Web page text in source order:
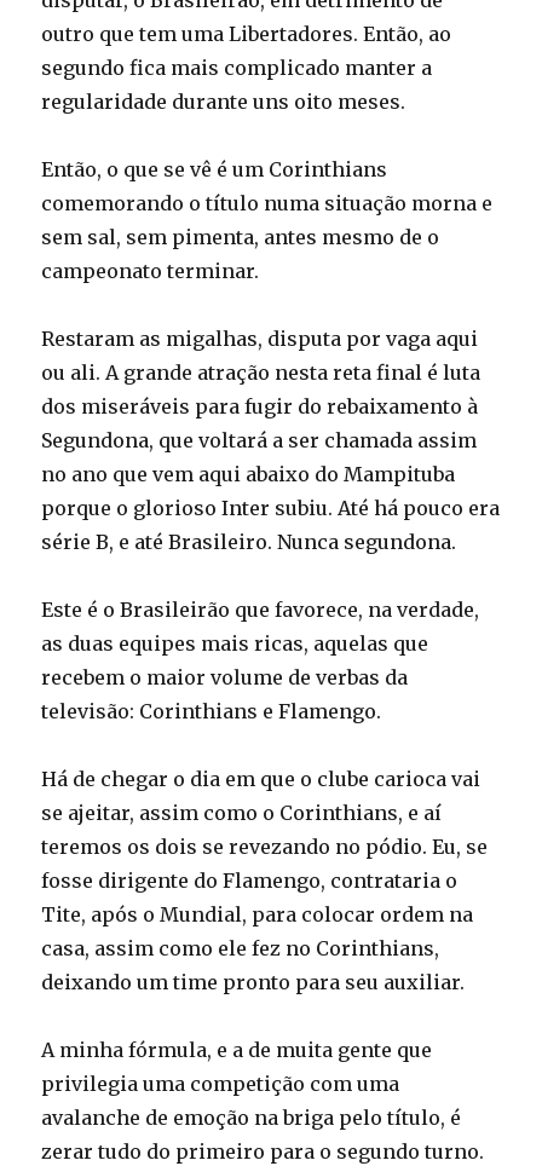
outro que tem uma Libertadores. Então, ao
segundo fica mais complicado manter a
regularidade durante uns oito meses.
Então, o que se vê é um Corinthians
comemorando o título numa situação morna e
sem sal, sem pimenta, antes mesmo de o
campeonato terminar.
Restaram as migalhas, disputa por vaga aqui
ou ali. A grande atração nesta reta final é luta
dos miseráveis para fugir do rebaixamento à
Segundona, que voltará a ser chamada assim
no ano que vem aqui abaixo do Mampituba
porque o glorioso Inter subiu. Até há pouco era
série B, e até Brasileiro. Nunca segundona.
Este é o Brasileirão que favorece, na verdade,
as duas equipes mais ricas, aquelas que
recebem o maior volume de verbas da
televisão: Corinthians e Flamengo.
Há de chegar o dia em que o clube carioca vai
se ajeitar, assim como o Corinthians, e aí
teremos os dois se revezando no pódio. Eu, se
fosse dirigente do Flamengo, contrataria o
Tite, após o Mundial, para colocar ordem na
casa, assim como ele fez no Corinthians,
deixando um time pronto para seu auxiliar.
A minha fórmula, e a de muita gente que
privilegia uma competição com uma
avalanche de emoção na briga pelo título, é
zerar tudo do primeiro para o segundo turno.